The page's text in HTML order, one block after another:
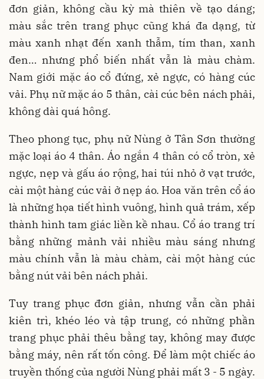
đơn giản, không cầu kỳ mà thiên về tạo dáng;
màu sắc trên trang phục cũng khá đa dạng, từ
màu xanh nhạt đến xanh thẫm, tím than, xanh
đen… nhưng phổ biến nhất vẫn là màu chàm.
Nam giới mặc áo cổ đứng, xẻ ngực, có hàng cúc
vải. Phụ nữ mặc áo 5 thân, cài cúc bên nách phải,
không dài quá hông.
Theo phong tục, phụ nữ Nùng ở Tân Sơn thường
mặc loại áo 4 thân. Áo ngắn 4 thân có cổ tròn, xẻ
ngực, nẹp và gấu áo rộng, hai túi nhỏ ở vạt trước,
cài một hàng cúc vải ở nẹp áo. Hoa văn trên cổ áo
là những họa tiết hình vuông, hình quả trám, xếp
thành hình tam giác liền kề nhau. Cổ áo trang trí
bằng những mảnh vải nhiều màu sáng nhưng
màu chính vẫn là màu chàm, cài một hàng cúc
bằng nút vải bên nách phải.
Tuy trang phục đơn giản, nhưng vẫn cần phải
kiên trì, khéo léo và tập trung, có những phần
trang phục phải thêu bằng tay, không may được
bằng máy, nên rất tốn công. Để làm một chiếc áo
truyền thống của người Nùng phải mất 3 - 5 ngày.